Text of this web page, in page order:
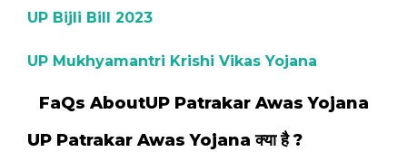
UP Bijli Bill 2023
UP Mukhyamantri Krishi Vikas Yojana
FaQs AboutUP Patrakar Awas Yojana
UP Patrakar Awas Yojana क्या है ?